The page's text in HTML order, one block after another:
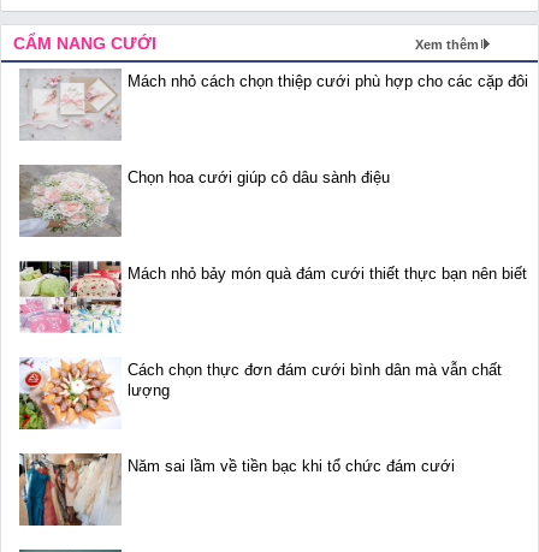
CẨM NANG CƯỚI Xem thêm
Mách nhỏ cách chọn thiệp cưới phù hợp cho các cặp đôi
Chọn hoa cưới giúp cô dâu sành điệu
Mách nhỏ bảy món quà đám cưới thiết thực bạn nên biết
Cách chọn thực đơn đám cưới bình dân mà vẫn chất
lượng
Năm sai lầm về tiền bạc khi tổ chức đám cưới